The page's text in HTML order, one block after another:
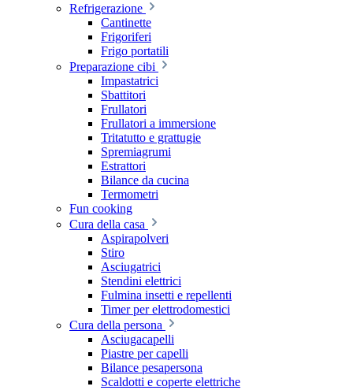
Refrigerazione
Cantinette
Frigoriferi
Frigo portatili
Preparazione cibi
Impastatrici
Sbattitori
Frullatori
Frullatori a immersione
Tritatutto e grattugie
Spremiagrumi
Estrattori
Bilance da cucina
Termometri
Fun cooking
Cura della casa
Aspirapolveri
Stiro
Asciugatrici
Stendini elettrici
Fulmina insetti e repellenti
Timer per elettrodomestici
Cura della persona
Asciugacapelli
Piastre per capelli
Bilance pesapersona
Scaldotti e coperte elettriche